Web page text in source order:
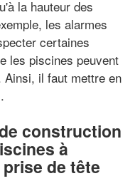
la hauteur des
les alarmes
certaines
les piscines peuvent
Ainsi, il faut mettre en
construction
à
de tête